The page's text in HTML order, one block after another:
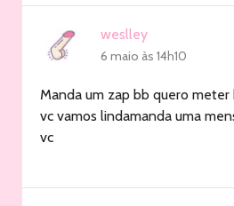
weslley
6 maio às 14h10
Manda um zap bb quero
vc vamos lindamanda uma
vc